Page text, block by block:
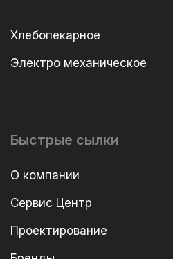
Хлебопекарное
Электро механическое
Быстрые сылки
О компании
Сервис Центр
Проектирование